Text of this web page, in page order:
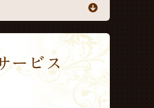
ービス